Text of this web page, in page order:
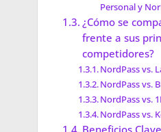
Personal y
¿Cómo se
frente a sus
competidores?
NordPass vs.
NordPass vs.
NordPass vs.
NordPass vs.